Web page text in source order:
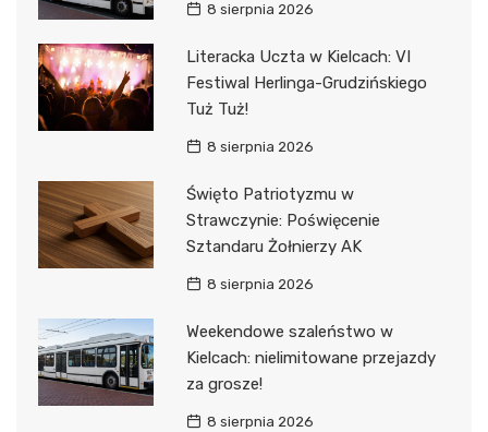
8 sierpnia 2026
Literacka Uczta w Kielcach: VI
Festiwal Herlinga-Grudzińskiego
Tuż Tuż!
8 sierpnia 2026
Święto Patriotyzmu w
Strawczynie: Poświęcenie
Sztandaru Żołnierzy AK
8 sierpnia 2026
Weekendowe szaleństwo w
Kielcach: nielimitowane przejazdy
za grosze!
8 sierpnia 2026